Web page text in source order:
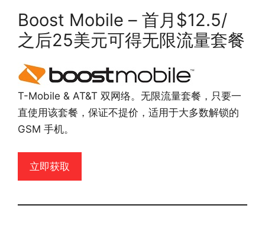
Boost Mobile – 首月$12.5/
之后25美元可得无限流量套餐
T-Mobile & AT&T 双网络。无限流量套餐，只要一
直使用该套餐，保证不提价，适用于大多数解锁的
GSM 手机。
立即获取